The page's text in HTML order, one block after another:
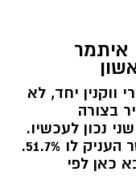
איתמר
ווקנין יחד, לא
בצורה
נכון לעכשיו.
הציבור אמר שוב את דברו כאשר העניק לו 51.7%.
כאן לפי